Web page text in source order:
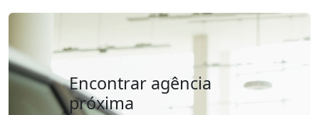
Encontrar agência
próxima